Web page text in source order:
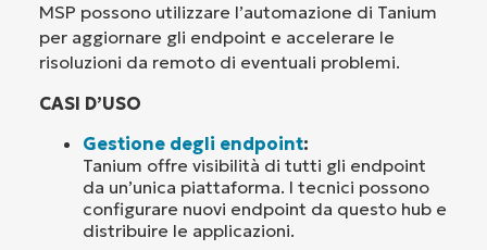
MSP possono utilizzare l’automazione di Tanium
per aggiornare gli endpoint e accelerare le
risoluzioni da remoto di eventuali problemi.
CASI D’USO
Gestione degli endpoint:
Tanium offre visibilità di tutti gli endpoint
da un’unica piattaforma. I tecnici possono
configurare nuovi endpoint da questo hub e
distribuire le applicazioni.